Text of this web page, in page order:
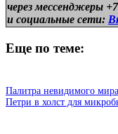
через мессенджеры
и социальные сети:
Еще по теме:
Палитра невидимого
Петри в холст для